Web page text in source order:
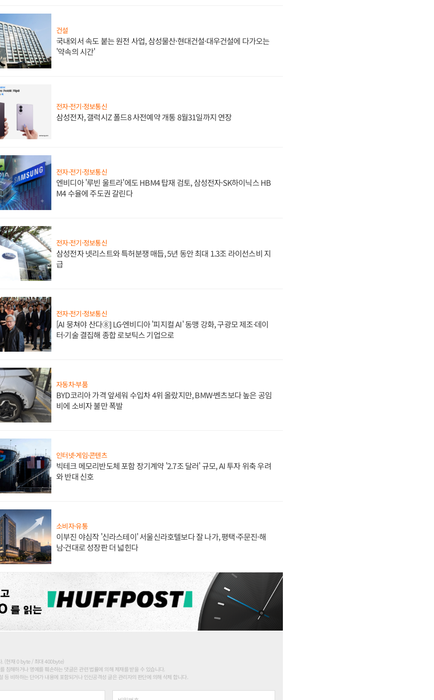
건설
국내외서 속도 붙는 원전 사업, 삼성물산·현대건설·대우건설에 다가오는
'약속의 시간'
전자·전기·정보통신
삼성전자, 갤럭시Z 폴드8 사전예약 개통 8월31일까지 연장
전자·전기·정보통신
엔비디아 '루빈 울트라'에도 HBM4 탑재 검토, 삼성전자·SK하이닉스 HB
M4 수율에 주도권 갈린다
전자·전기·정보통신
삼성전자 넷리스트와 특허분쟁 매듭, 5년 동안 최대 1.3조 라이선스비 지
급
전자·전기·정보통신
[AI 뭉쳐야 산다⑧] LG·엔비디아 '피지컬 AI' 동맹 강화, 구광모 제조·데이
터·기술 결집해 종합 로보틱스 기업으로
자동차·부품
BYD코리아 가격 앞세워 수입차 4위 올랐지만, BMW·벤츠보다 높은 공임
비에 소비자 불만 폭발
인터넷·게임·콘텐츠
빅테크 메모리반도체 포함 장기계약 '2.7조 달러' 규모, AI 투자 위축 우려
와 반대 신호
소비자·유통
이부진 야심작 '신라스테이' 서울신라호텔보다 잘 나가, 평택·주문진·해
남·건대로 성장판 더 넓힌다
. (현재 0 byte / 최대 400byte)
침해하거나 명예를 훼손하는 댓글은 관련 법률에 의해 제재를 받을 수 있습니다.
등 비하하는 단어가 내용에 포함되거나 인신공격성 글은 관리자의 판단에 의해 삭제 합니다.